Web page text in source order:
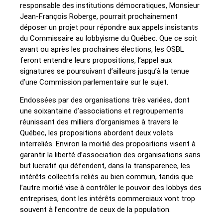
responsable des institutions démocratiques, Monsieur
Jean-François Roberge, pourrait prochainement
déposer un projet pour répondre aux appels insistants
du Commissaire au lobbyisme du Québec. Que ce soit
avant ou après les prochaines élections, les OSBL
feront entendre leurs propositions, l’appel aux
signatures se poursuivant d’ailleurs jusqu’à la tenue
d’une Commission parlementaire sur le sujet.
Endossées par des organisations très variées, dont
une soixantaine d’associations et regroupements
réunissant des milliers d’organismes à travers le
Québec, les propositions abordent deux volets
interreliés. Environ la moitié des propositions visent à
garantir la liberté d’association des organisations sans
but lucratif qui défendent, dans la transparence, les
intérêts collectifs reliés au bien commun, tandis que
l’autre moitié vise à contrôler le pouvoir des lobbys des
entreprises, dont les intérêts commerciaux vont trop
souvent à l’encontre de ceux de la population.